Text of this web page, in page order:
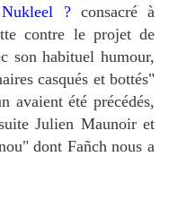
?consacré à
contre le projet de
son habituel humour,
casqués et bottés"
avaient été précédés,
Julien Maunoir et
dont Fañch nous a